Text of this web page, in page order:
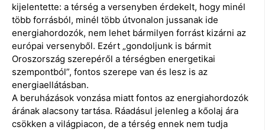
kijelentette: a térség a versenyben érdekelt, hogy minél
több forrásból, minél több útvonalon jussanak ide
energiahordozók, nem lehet bármilyen forrást kizárni az
európai versenyből. Ezért „gondoljunk is bármit
Oroszország szerepéről a térségben energetikai
szempontból”, fontos szerepe van és lesz is az
energiaellátásban.
A beruházások vonzása miatt fontos az energiahordozók
árának alacsony tartása. Ráadásul jelenleg a kőolaj ára
csökken a világpiacon, de a térség ennek nem tudja